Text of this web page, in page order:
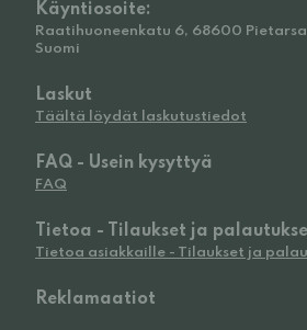
Käyntiosoite:
Raatihuoneenkatu 6, 68600
Suomi
Laskut
Täältä löydät laskutustiedot
FAQ - Usein kysyttyä
FAQ
Tietoa - Tilaukset ja
Tietoa asiakkaille - Tilaukset ja
Reklamaatiot